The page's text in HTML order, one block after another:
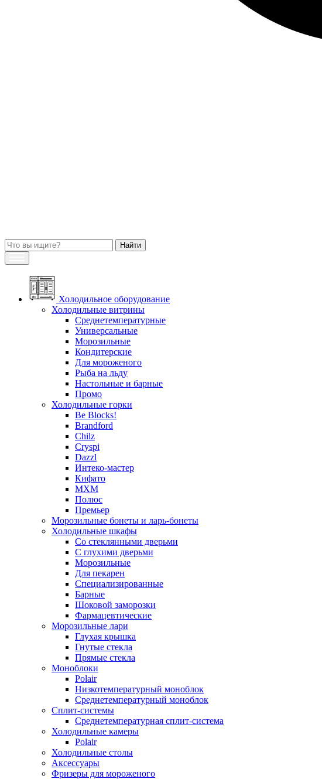
Холодильное оборудование
Холодильные витрины
Среднетемпературные
Универсальные
Морозильные
Кондитерские
Для мороженого
Рыба на льду
Настольные и барные
Промо
Холодильные горки
Be Blocks!
Brandford
Chilz
Cryspi
Dazzl
Интеко-мастер
Кифато
МХМ
Полюс
Премьер
Морозильные бонеты и ларь-бонеты
Холодильные шкафы
Со стеклянными дверьми
С глухими дверьми
Морозильные
Для пекарен
Специализированные
Барные
Шоковой заморозки
Фармацевтические
Морозильные лари
Глухая крышка
Гнутые стекла
Прямые стекла
Моноблоки
Polair
Низкотемпературный моноблок
Среднетемпературный моноблок
Сплит-системы
Среднетемпературная сплит-система
Холодильные камеры
Polair
Холодильные столы
Аксессуары
Фризеры для мороженого